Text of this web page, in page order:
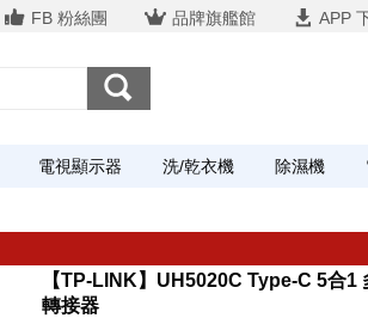
FB 粉絲團 品牌旗艦館 APP
電視顯示器 洗/乾衣機 除濕機
【TP-LINK】UH5020C Type-C 5合1
轉接器